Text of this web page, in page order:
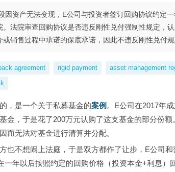
因资产无法变现，E公司与投资者签订回购协议约定
法院审查回购协议是否违反刚性兑付强制性规定，
销售过程中承诺的保底承诺，因此不违反刚性兑付规
agreement rigid payment asset management
，是一个关于私募基金的案例 。E公司在2017年
金，于是花了200万元认购了这支基金的部分份
而无法对基金进行清算并分配。
也不想闹上法庭，于是双方都作了让步，E公司
一年以后按照约定的回购价格（投资本金+利息）